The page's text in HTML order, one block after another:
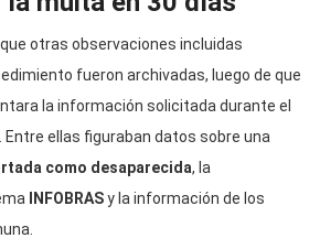
otras observaciones incluidas
fueron archivadas, luego de que
la información solicitada durante el
ellas figuraban datos sobre una
como desaparecida, la
INFOBRASy la información de los